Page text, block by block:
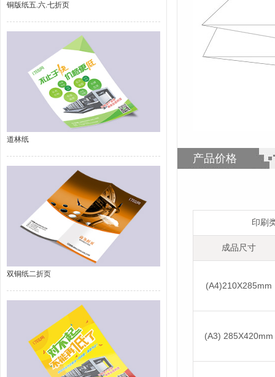
铜版纸五.六.七折页
道林纸
双铜纸二折页
产品价格
印刷
成品尺寸
(A4)210X285mm
(A3) 285X420mm